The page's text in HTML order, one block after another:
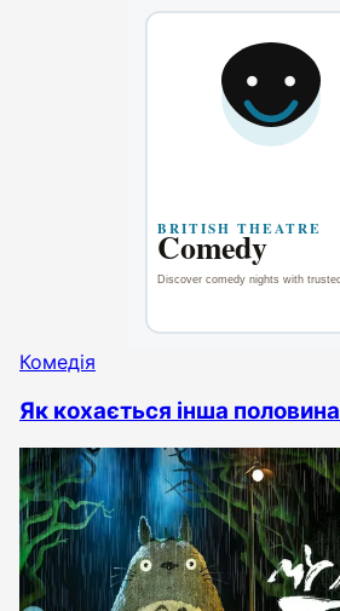
Комедія
Як кохається інша половина